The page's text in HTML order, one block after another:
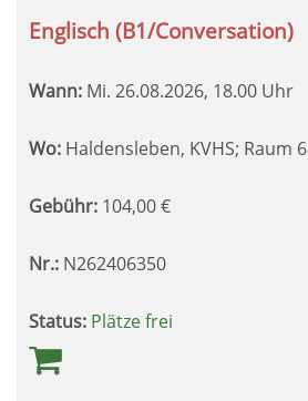
Englisch (B1/Conversation)
Wann: Mi. 26.08.2026, 18.00 Uhr
Wo: Haldensleben, KVHS; Raum 6
Gebühr: 104,00€
Nr.: N262406350
Status: Plätze frei